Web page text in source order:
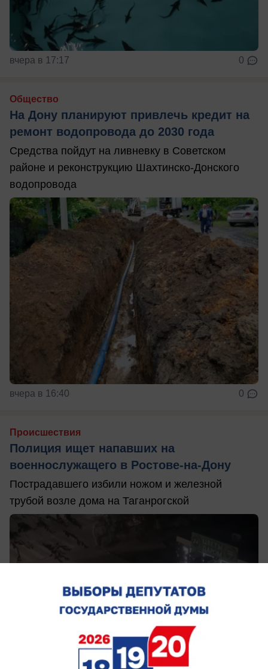
вчера в 17:17 0
Общество
На Дону планируют привлечь кредит на
ремонт водопровода до 2030 года
Средства пойдут на ливневку в Советском
районе и реконструкцию Шахтинско-Донского
водопровода
вчера в 16:40 0
Происшествия
Полиция ищет напавших на
военнослужащего в Ростове-на-Дону
Пострадавшего избили ножом и железной
трубой возле дома на Таганрогской